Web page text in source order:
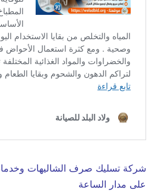
شركة تسليك صرف الشاليهات
على مدار الساعة